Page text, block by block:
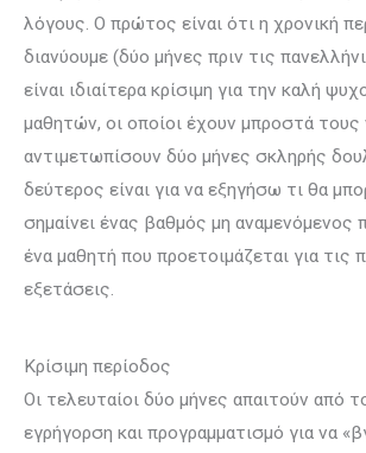
λόγους. Ο πρώτος είναι ότι η χρονική
διανύουμε (δύο μήνες πριν τις
είναι ιδιαίτερα κρίσιμη για την καλή
μαθητών, οι οποίοι έχουν μπροστά τους
αντιμετωπίσουν δύο μήνες σκληρής
δεύτερος είναι για να εξηγήσω τι θα
σημαίνει ένας βαθμός μη αναμενό­μενος
ένα μαθητή που προετοιμάζεται για τις
εξετάσεις.
Κρίσιμη περίοδος
Οι τελευταίοι δύο μήνες απαιτούν από
εγρήγορση και προγραμ­ματισμό για να